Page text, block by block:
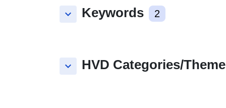
keyboard_arrow_down Keywords 2
keyboard_arrow_down HVD Categories/